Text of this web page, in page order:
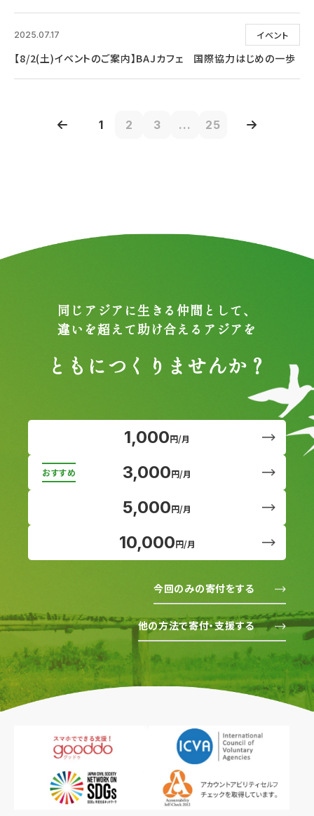
イベント
2025.07.17
【8/2(土)イベントのご案内】BAJカフェ 国際協力はじめの一歩
1 2 3 ... 25
同じアジアに生きる仲間として、
違いを超えて助け合えるアジアを
ともにつくりませんか？
1,000円/月
3,000円/月
5,000円/月
10,000円/月
今回のみの寄付をする
他の方法で寄付・支援する